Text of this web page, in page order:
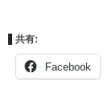
共有:
Facebook